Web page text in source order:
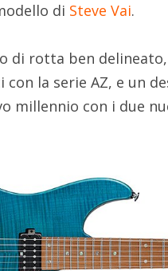
di Steve Vai.
di rotta ben
con la serie AZ, e un
millennio con i due